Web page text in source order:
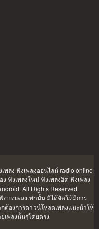
ลง ฟังเพลงออนไลน์ radio online
ฟังเพลงใหม่ ฟังเพลงฮิต ฟังเพลง
. All Rights Reserved.
บทเพลงเท่านั้น มิได้จัดให้มีการ
ต้องการดาวน์โหลดเพลงแนะนำให้
เพลงนั้นๆโดยตรง